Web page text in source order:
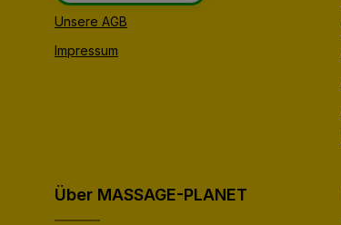
Unsere AGB
Impressum
Über MASSAGE-PLANET